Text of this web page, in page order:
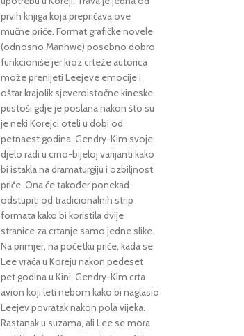
prvih knjiga koja prepričava ove
mučne priče. Format grafičke novele
(odnosno Manhwe) posebno dobro
funkcioniše jer kroz crteže autorica
može prenijeti Leejeve emocije i
oštar krajolik sjeveroistočne kineske
pustoši gdje je poslana nakon što su
je neki Korejci oteli u dobi od
petnaest godina. Gendry-Kim svoje
djelo radi u crno-bijeloj varijanti kako
bi istakla na dramaturgiju i ozbiljnost
priče. Ona će također ponekad
odstupiti od tradicionalnih strip
formata kako bi koristila dvije
stranice za crtanje samo jedne slike.
Na primjer, na početku priče, kada se
Lee vraća u Koreju nakon pedeset
pet godina u Kini, Gendry-Kim crta
avion koji leti nebom kako bi naglasio
Leejev povratak nakon pola vijeka.
Rastanak u suzama, ali Lee se mora